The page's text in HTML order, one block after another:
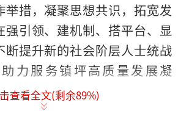
举措，凝聚思想共识，拓宽发
强引领、建机制、搭平台、显
断提升新的社会阶层人士统战
力服务镇坪高质量发展凝
查看全文(剩余89%)